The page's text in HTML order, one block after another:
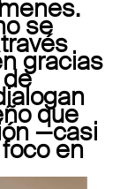
se
gracias
que
—casi
en